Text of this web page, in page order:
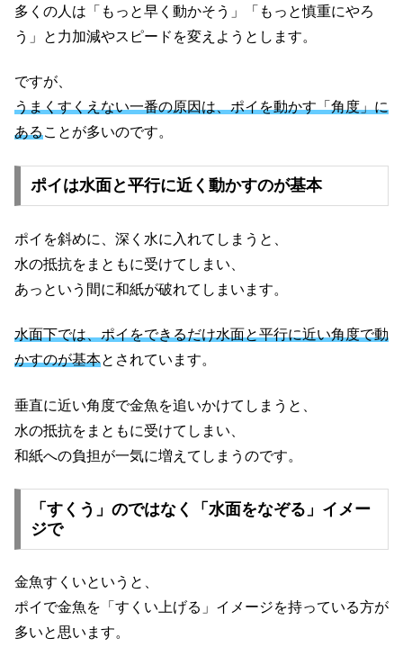
多くの人は「もっと早く動かそう」「もっと慎重にやろ
う」と力加減やスピードを変えようとします。
ですが、
うまくすくえない一番の原因は、ポイを動かす「角度」に
あることが多いのです。
ポイは水面と平行に近く動かすのが基本
ポイを斜めに、深く水に入れてしまうと、
水の抵抗をまともに受けてしまい、
あっという間に和紙が破れてしまいます。
水面下では、ポイをできるだけ水面と平行に近い角度で動
かすのが基本とされています。
垂直に近い角度で金魚を追いかけてしまうと、
水の抵抗をまともに受けてしまい、
和紙への負担が一気に増えてしまうのです。
「すくう」のではなく「水面をなぞる」イメー
ジで
金魚すくいというと、
ポイで金魚を「すくい上げる」イメージを持っている方が
多いと思います。